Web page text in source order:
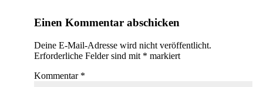
Einen Kommentar abschicken
Deine E-Mail-Adresse wird nicht veröffentlicht.
Erforderliche Felder sind mit * markiert
Kommentar *